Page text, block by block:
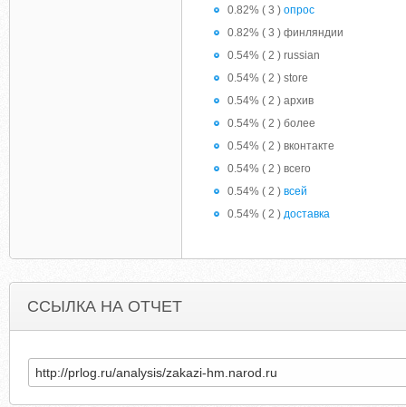
0.82% ( 3 ) опрос
0.82% ( 3 ) финляндии
0.54% ( 2 ) russian
0.54% ( 2 ) store
0.54% ( 2 ) архив
0.54% ( 2 ) более
0.54% ( 2 ) вконтакте
0.54% ( 2 ) всего
0.54% ( 2 ) всей
0.54% ( 2 ) доставка
ССЫЛКА НА ОТЧЕТ